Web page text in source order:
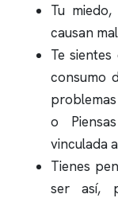
Tu
causan
Te
consumo
o
vinculada
Tienes
ser así,